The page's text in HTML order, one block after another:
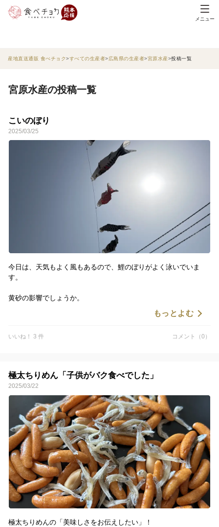
メニュー
産地直送通販 食べチョク すべての生産者 広島県の生産者 宮原水産 投稿一覧
宮原水産の投稿一覧
こいのぼり
2025/03/25
今日は、天気もよく風もあるので、鯉のぼりがよく泳いでいま
す。
黄砂の影響でしょうか。
ます。
もっとよむ
いいね！ 3 件 コメント（0）
極太ちりめん「子供がバク食べでした」
2025/03/22
極太ちりめんの「美味しさをお伝えしたい」！